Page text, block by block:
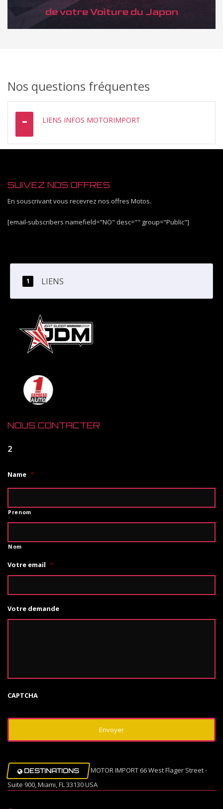
de votre Voiture du Japon
DÉCOUVREZ COMMENT
Nos questions fréquentes
LIENS INFOS MOTORIMPORT
SUIVEZ NOS OFFRES
En souscrivant vous recevrez nos offres Motos.
[email-subscribers namefield="NO" desc="" group="Public"]
LIENS
NOUS CONTACTER
2
Name *
Prenom
Nom
Votre email *
Votre demande
CAPTCHA
DESTINATIONS
MOTOR IMPORT 66 West Flager Street -
Suite 900, Miami, FL 33130 USA